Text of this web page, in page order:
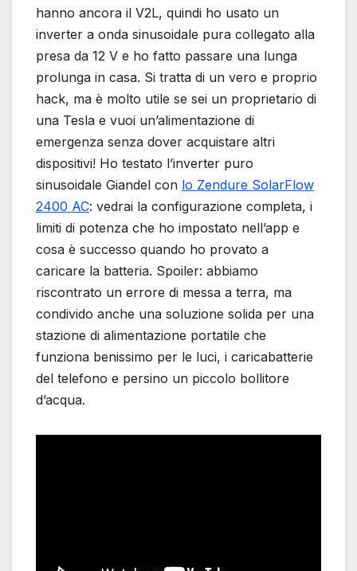
hanno ancora il V2L, quindi ho usato un
inverter a onda sinusoidale pura collegato alla
presa da 12 V e ho fatto passare una lunga
prolunga in casa. Si tratta di un vero e proprio
hack, ma è molto utile se sei un proprietario di
una Tesla e vuoi un’alimentazione di
emergenza senza dover acquistare altri
dispositivi! Ho testato l’inverter puro
sinusoidale Giandel con lo Zendure SolarFlow
2400 AC: vedrai la configurazione completa, i
limiti di potenza che ho impostato nell’app e
cosa è successo quando ho provato a
caricare la batteria. Spoiler: abbiamo
riscontrato un errore di messa a terra, ma
condivido anche una soluzione solida per una
stazione di alimentazione portatile che
funziona benissimo per le luci, i caricabatterie
del telefono e persino un piccolo bollitore
d’acqua.